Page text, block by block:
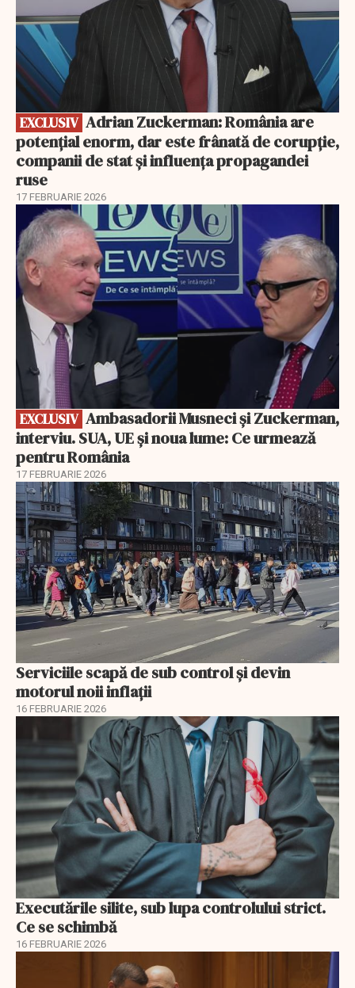
EXCLUSIV
potențial enorm, dar este frânată de corupție,
companii de stat și influența propagandei
ruse
17 FEBRUARIE 2026
EXCLUSIV
EXCLUSIV
interviu. SUA, UE și noua lume: Ce urmează
pentru România
17 FEBRUARIE 2026
Serviciile scapă de sub control și devin
motorul noii inflații
16 FEBRUARIE 2026
Executările silite, sub lupa controlului strict.
Ce se schimbă
16 FEBRUARIE 2026